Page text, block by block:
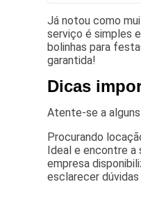
Já notou como
serviço é simples
bolinhas para
garantida!
Dicas
Atente-se a
Procurando
Ideal e encontre
empresa
esclarecer